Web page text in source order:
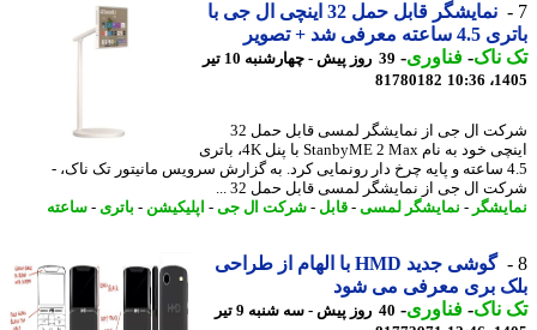
نمایشگر قابل حمل 32 اینچی ال جی با
معرفی شد + تصویر
-فناوری-
39 روز پیش - چهارشنبه 10 تیر
81780182
شرکت ال جی از نمایشگر لمسی قابل حمل 32
اینچی خود به نام StanbyME 2 Max با پنل 4K، باتری
4.5 ساعته و پایه چرخ دار رونمایی کرد. به گزارش سرویس مانیتور تک ناک، -
ال جی از نمایشگر لمسی قابل حمل 32 ...
-نمایشگر لمسی-قابل -شرکت ال جی-اپلیکیشن-باتری- ساعته
گوشی جدید HMD با الهام از طراحی
بری معرفی می شود
-فناوری-
40 روز پیش - سه شنبه 9 تیر